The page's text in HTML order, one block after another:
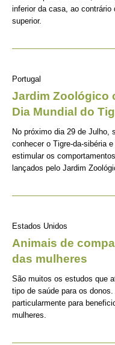
inferior da casa, ao
superior.
Portugal
Jardim Zoológico
Dia Mundial do
No próximo dia 29 de Julho,
conhecer o Tigre-da-sibéria
estimular os
lançados pelo Jardim
Estados Unidos
Animais de
das mulheres
São muitos os estudos que
tipo de saúde para os
particularmente para
mulheres.